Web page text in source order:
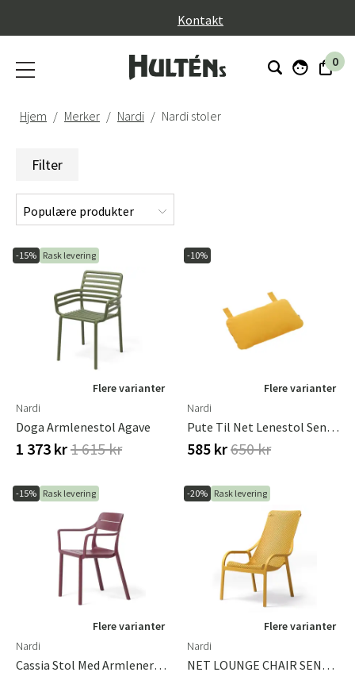
Kontakt
0
Hjem Merker Nardi Nardi stoler
Filter
-15% Rask levering
Flere varianter
Nardi
Doga Armlenestol Agave
1 373 kr1 615 kr
-10%
Flere varianter
Nardi
Pute Til Net Lenestol Sennep
585 kr650 kr
-15% Rask levering
Flere varianter
Nardi
Cassia Stol Med Armlener Borgogna
-20% Rask levering
Flere varianter
Nardi
NET LOUNGE CHAIR SENAPE